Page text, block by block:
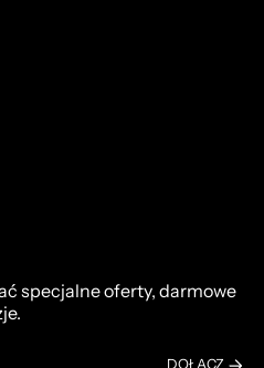
specjalne oferty, darmowe
DOŁĄCZ